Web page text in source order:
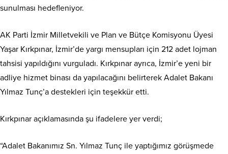
sunulması hedefleniyor.
AK Parti İzmir Milletvekili ve Plan ve Bütçe Komisyonu Üyesi
Yaşar Kırkpınar, İzmir’de yargı mensupları için 212 adet lojman
tahsisi yapıldığını vurguladı. Kırkpınar ayrıca, İzmir’e yeni bir
adliye hizmet binası da yapılacağını belirterek Adalet Bakanı
Yılmaz Tunç’a destekleri için teşekkür etti.
Kırkpınar açıklamasında şu ifadelere yer verdi;
“Adalet Bakanımız Sn. Yılmaz Tunç ile yaptığımız görüşmede